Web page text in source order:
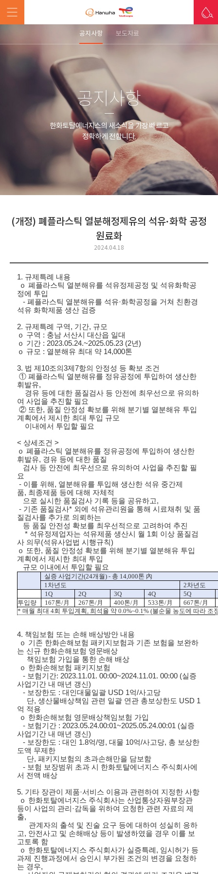
공지사항 보도자료
공지사항
한화토탈에너지스의 새소식을 가장 빠르고
정확하게 전합니다.
(개정) 폐플라스틱 열분해정제유의 석유·화학 공정
원료화
2024.04.18
1. 규제특례 내용
ｏ 폐플라스틱 열분해유를 석유정제공정 및 석유화학공
정에 투입
- 폐플라스틱 열분해유를 석유·화학공정을 거쳐 친환경
석유 화학제품 생산 검증
2. 규제특례 구역, 기간, 규모
ｏ 구역 : 충남 서산시 대산읍 일대
ｏ 기간 : 2023.05.24.~2025.05.23 (2년)
ｏ 규모 : 열분해유 최대 약 14,000톤
3. 법 제 10조의 3제 7항의 안정성 등 확보 조건
① 폐플라스틱 열분해유를 정유공정에 투입하여 생산한
휘발유,
경유 등에 대한 품질검사 등 안전에 최우선으로 유의하
여 사업을 추진할 필요
② 또한, 품질 안정성 확보를 위해 분기별 열분해유 투입
계획에서 제시한 최대 투입 규모
이내에서 투입할 필요
< 상세조건 >
ｏ 폐플라스틱 열분해유를 정유공정에 투입하여 생산한
휘발유, 경유 등에 대한 품질
검사 등 안전에 최우선으로 유의하여 사업을 추진할 필
요
- 이를 위해 , 열분해유를 투입해 생산한 석유 중간제
품, 최종제품 등에 대해 자체적
으로 실시한 품질검사 기록 등을 공유하고,
- 기존 품질검사* 외에 석유관리원을 통해 시료채취 및 품
질검사를 추가로 의뢰하는
등 품질 안전성 확보를 최우선적으로 고려하여 추진
* 석유정제업자는 석유제품 생산시 월 1회 이상 품질검
사 의무(석유사업법 시행규칙)
ｏ
또한, 품질 안정성 확보를 위해 분기별 열분해유 투입
계획에서 제시한 최대 투입
규모 이내에서 투입할 필요
실증 사업기간(24개월) - 총 14,000톤 內
1차년도 2차년도
1Q
2Q 3Q 4Q
5Q
투입량
167톤/月 267톤/月 400톤/月 533톤/月 667톤/月
* 매월 최대 4회 투입계획, 희석율 약 0.0%~0.1% (불순물 농도에 따라 조
4. 책임보험 또는 손해 배상방안 내용
ｏ 기존 한화손해보험 패키지보험과 기존 보험을 보완하
는 신규 한화손해보험 영문배상
책임보험 가입을 통한 손해 배상
ｏ 한화손해보험 패키지보험
- 보험기간: 2023.11.01. 00:00~2024.11.01. 00:00 (실증
사업기간 내 매년 갱신 )
- 보장한도 : 대인대물일괄 USD 1억/사고당
단, 생산물배상책임 관련 일괄 연관 총보상한도 USD 1
억 적용
ｏ 한화손해보험 영문배상책임보험 가입
- 보험기간 : 2023.05.24.00:01~2025.05.24.00:01 (실증
사업기간 내 매년 갱신 )
- 보장한도 : 대인 1.8억/명, 대물 10억/사고당, 총 보상한
도액 무제한
단, 패키지보험의 초과손해만을 담보함
- 보험 보장범위 초과 시 한화토탈에너지스 주식회사에
서 전액 배상
5. 기타 장관이 제품·서비스 이용과 관련하여 지정한 사항
ｏ 한화토탈에너지스 주식회사는 산업통상자원부장관
등이 사업의 관리·감독을 위하여 요청한 관련 자료의 제
출,
관계자의 출석 및 진술 요구 등에 대하여 성실히 응하
고, 안전사고 및 손해배상 등이 발생하였을 경우 이를 보
고토록 함
ｏ 한화토탈에너지스 주식회사가 실증특례 , 임시허가 등
과제 진행과정에서 승인시 부가된 조건의 변경을 요청하
는 경우,